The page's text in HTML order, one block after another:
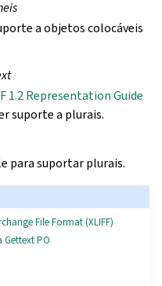
a objetos colocáveis
1.2 Representation Guide
suporte a plurais.
para suportar plurais.
File Format (XLIFF)
Gettext PO